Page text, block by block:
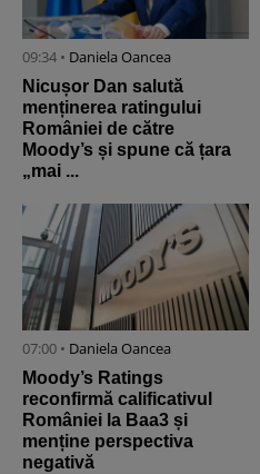
09:34 • Daniela Oancea
Nicușor Dan salută
menținerea ratingului
României de către
Moody’s și spune că țara
„mai ...
07:00 • Daniela Oancea
Moody’s Ratings
reconfirmă calificativul
României la Baa3 și
menține perspectiva
negativă